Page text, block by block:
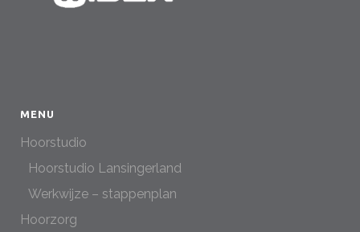
MENU
Hoorstudio
Hoorstudio Lansingerland
Werkwijze – stappenplan
Hoorzorg